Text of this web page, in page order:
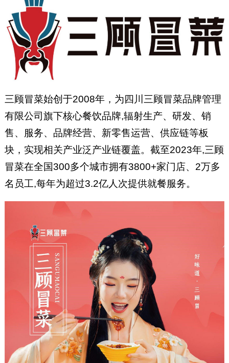
三顾冒菜始创于2008年，为四川三顾冒菜品牌管理
有限公司旗下核心餐饮品牌,辐射生产、研发、销
售、服务、品牌经营、新零售运营、供应链等板
块，实现相关产业泛产业链覆盖。截至2023年,三顾
冒菜在全国300多个城市拥有3800+家门店、2万多
名员工,每年为超过3.2亿人次提供就餐服务。